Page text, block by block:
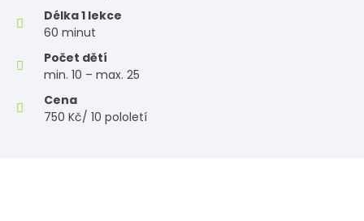
Délka 1 lekce
60 minut
Počet dětí
min. 10 – max. 25
Cena
750 Kč/ 10 pololetí